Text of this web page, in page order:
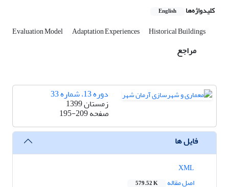
کلیدواژه‌ها English
Evaluation Model Adaptation Experiences Historical Buildings
مراجع
دوره 13، شماره 33
زمستان 1399
صفحه195-209
فایل ها
اصل مقاله
579.52 K